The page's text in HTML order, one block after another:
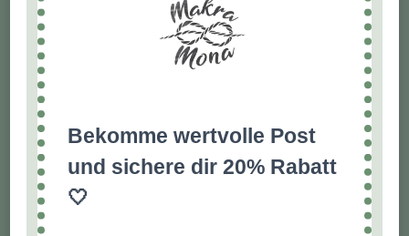
Bekomme wertvolle Post
und sichere dir 20% Rabatt
🤍